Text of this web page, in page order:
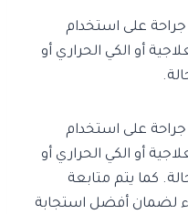
على استخدام
أو الكي الحراري أو
على استخدام
أو الكي الحراري أو
كما يتم متابعة
لضمان أفضل استجابة